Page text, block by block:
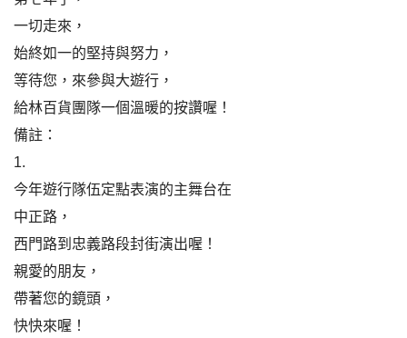
一切走來，
始終如一的堅持與努力，
等待您，來參與大遊行，
給林百貨團隊一個溫暖的按讚喔！
備註：
1.
今年遊行隊伍定點表演的主舞台在
中正路，
西門路到忠義路段封街演出喔！
親愛的朋友，
帶著您的鏡頭，
快快來喔！